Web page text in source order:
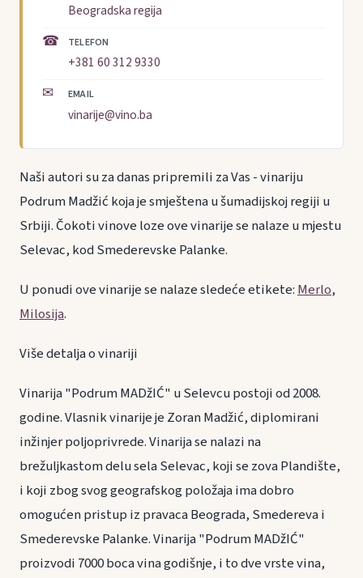
Beogradska regija
☎ TELEFON
+381 60 312 9330
✉ EMAIL
vinarije@vino.ba
Naši autori su za danas pripremili za Vas - vinariju
Podrum Madžić koja je smještena u šumadijskoj regiji u
Srbiji. Čokoti vinove loze ove vinarije se nalaze u mjestu
Selevac, kod Smederevske Palanke.
U ponudi ove vinarije se nalaze sledeće etikete: Merlo,
Milosija.
Više detalja o vinariji
Vinarija "Podrum MADžIĆ" u Selevcu postoji od 2008.
godine. Vlasnik vinarije je Zoran Madžić, diplomirani
inžinjer poljoprivrede. Vinarija se nalazi na
brežuljkastom delu sela Selevac, koji se zova Plandište,
i koji zbog svog geografskog položaja ima dobro
omogućen pristup iz pravaca Beograda, Smedereva i
Smederevske Palanke. Vinarija "Podrum MADžIĆ"
proizvodi 7000 boca vina godišnje, i to dve vrste vina,